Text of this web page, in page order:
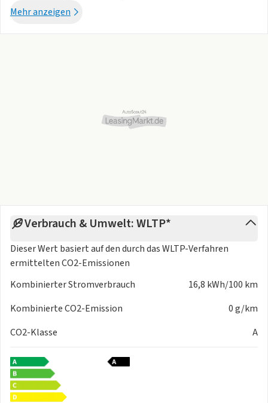
- CyberSparks LED Scheinwerfer
- Außenspiegel, automatisch abblendend
- Dachreling
- Türspiegel - beheizt
- Vordere Scheibenwischer - Regensensor
- Türspiegel, automatisches Absenken bei Rückwärtsgang
- Felgendurchmesser: 19 Zoll Aluminiumlegierung 235/45
R19
- Motiv Pro/Pro+ 2 Varianten
- Sitzmaterial: Kunstleder
- Verstellen des Beifahrersitzes - elektrische Vierwege-
Mehr anzeigen
Verbrauch & Umwelt: WLTP*
Dieser Wert basiert auf den durch dasWLTP-Verfahren
ermittelten CO2-Emissionen
Kombinierter Stromverbrauch
16,8 kWh/100 km
Kombinierte CO2-Emission
0 g/km
CO2-Klasse
A